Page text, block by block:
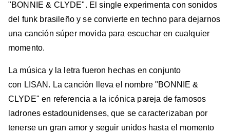
"BONNIE & CLYDE". El single experimenta con sonidos
del funk brasileño y se convierte en techno para dejarnos
una canción súper movida para escuchar en cualquier
momento.
La música y la letra fueron hechas en conjunto
con LISAN. La canción lleva el nombre "BONNIE &
CLYDE" en referencia a la icónica pareja de famosos
ladrones estadounidenses, que se caracterizaban por
tenerse un gran amor y seguir unidos hasta el momento